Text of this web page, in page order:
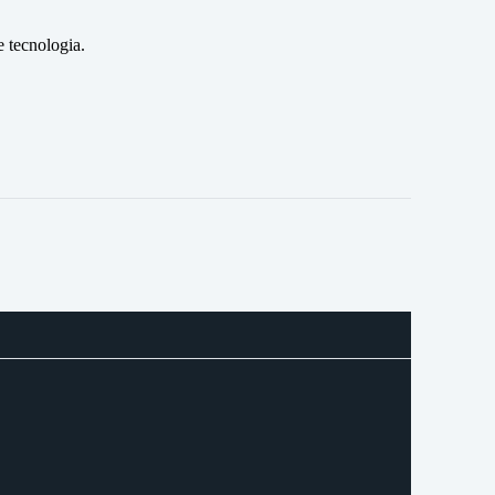
tecnologia.